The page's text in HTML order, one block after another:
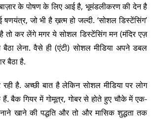
बाज़ार के पोषण के लिए आई है, भूमंडलीकरण की देन है
षणयंत्र, जो भी है ख़त्म हो जल्दी. ‘सोशल डिस्टेंसिंग’
तो कर लेंगे मगर ये सोशल डिस्टेंसिंग मन (मंदिर एज़
लेना. वैसे ही (एंटी) सोशल मीडिया अपने डबल
बैठा है.
रही है. अच्छी बात है लेकिन सोशल मीडिया पर लोग
बैक गियर में गोमूत्र, गोबर से होते हुए चौके में एक-
खाने की पद्धति और तो और मासिक शुद्धता तक